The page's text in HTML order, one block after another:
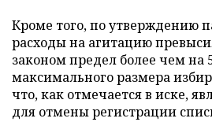
Кроме того, по утверждению
расходы на агитацию
законом предел более чем на
максимального размера
что, как отмечается в иске,
для отмены регистрации